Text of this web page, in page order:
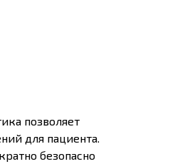
позволяет
для пациента.
безопасно